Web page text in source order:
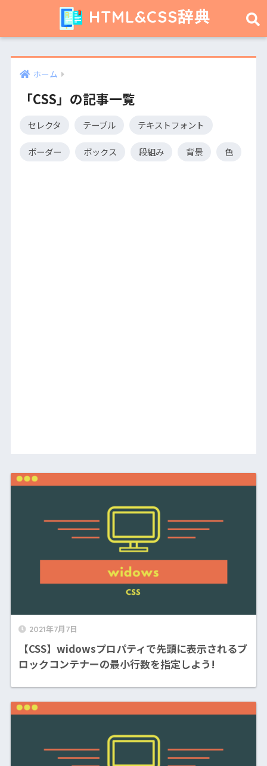
HTML&CSS辞典
ホーム
「CSS」の記事一覧
セレクタ テーブル テキストフォント
ボーダー ボックス 段組み 背景 色
2021年7月7日
【CSS】widowsプロパティで先頭に表示されるブ
ロックコンテナーの最小行数を指定しよう!